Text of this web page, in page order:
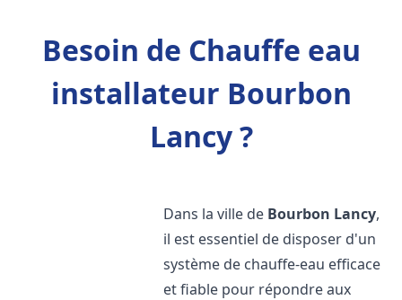
Besoin de Chauffe eau
installateur Bourbon
Lancy ?
Dans la ville de Bourbon Lancy,
il est essentiel de disposer d'un
système de chauffe-eau efficace
et fiable pour répondre aux